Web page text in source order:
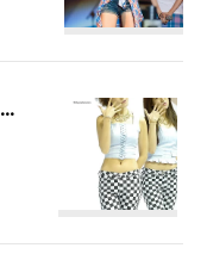
[CAM] 130330 서울모터쇼 - 레인보우 by 다카코마츠